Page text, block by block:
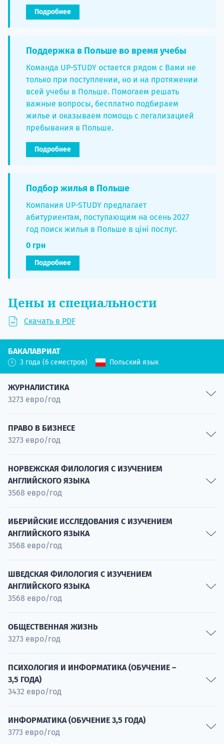
Подробнее
Поддержка в Польше во время учебы
Команда UP-STUDY остается рядом с Вами не
только при поступлении, но и на протяжении
всей учебы в Польше. Помогаем решать
важные вопросы, бесплатно подбираем
жилье и оказываем помощь с легализацией
пребывания в Польше.
Подробнее
Подбор жилья в Польше
Компания UP-STUDY предлагает
абитуриентам, поступающим на осень 2027
год поиск жилья в Польше в ціні послуг.
0 грн
Подробнее
Цены и специальности
Скачать в PDF
БАКАЛАВРИАТ
3 года (6 семестров) Польский язык
ЖУРНАЛИСТИКА
3273 евро/год
Маркетинг и цифровая коммуникация
Специальность
Специальность
Создание бренда компаний
Специальность
ПРАВО В БИЗНЕСЕ
3273 евро/год
Право в бизнесе
Специальность
НОРВЕЖСКАЯ ФИЛОЛОГИЯ С ИЗУЧЕНИЕМ
АНГЛИЙСКОГО ЯЗЫКА
3568 евро/год
Норвежская филология с изучением английского
языка
Специальность
ИБЕРИЙСКИЕ ИССЛЕДОВАНИЯ С ИЗУЧЕНИЕМ
АНГЛИЙСКОГО ЯЗЫКА
3568 евро/год
Иберийские исследования с изучением английского
языка
Специальность
ШВЕДСКАЯ ФИЛОЛОГИЯ С ИЗУЧЕНИЕМ
АНГЛИЙСКОГО ЯЗЫКА
3568 евро/год
Шведская филология с изучением английского языка
Специальность
ОБЩЕСТВЕННАЯ ЖИЗНЬ
3273 евро/год
Психология и социология в действии
Специальность
ПСИХОЛОГИЯ И ИНФОРМАТИКА (ОБУЧЕНИЕ –
3,5 ГОДА)
3432 евро/год
Психология искусственного интеллекта
Специальность
ИНФОРМАТИКА (ОБУЧЕНИЕ 3,5 ГОДА)
3773 евро/год